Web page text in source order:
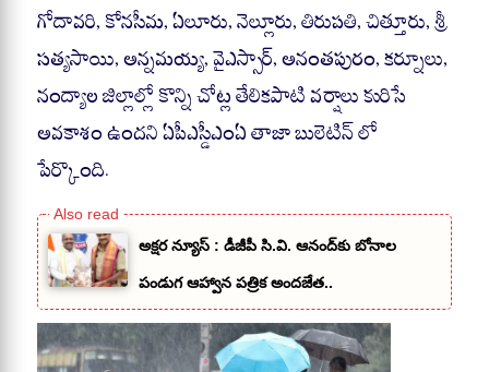
గోదావరి, కోనసీమ, ఏలూరు, నెల్లూరు, తిరుపతి, చిత్తూరు, శ్రీ
సత్యసాయి, అన్నమయ్య, వైఎస్సార్, అనంతపురం, కర్నూలు,
నంద్యాల జిల్లాల్లో కొన్ని చోట్ల తేలికపాటి వర్షాలు కురిసే
అవకాశం ఉందని ఏపీఎస్డీఎంఏ తాజా బులెటిన్ లో
పేర్కొంది.
అక్షర న్యూస్ : డీజీపీ సి.వి. ఆనంద్‌కు బోనాల
పండుగ ఆహ్వాన పత్రిక అందజేత..